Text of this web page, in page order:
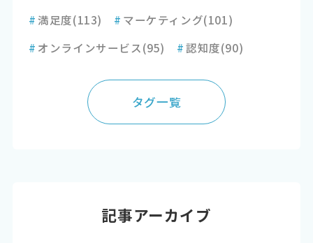
#満足度(113) # マーケティング(101)
# オンラインサービス(95) #認知度(90)
タグ一覧
記事アーカイブ